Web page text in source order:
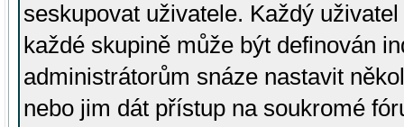
seskupovat uživatele. Každý
každé skupině může být definován
administrátorům snáze nastavit
nebo jim dát přístup na soukromé